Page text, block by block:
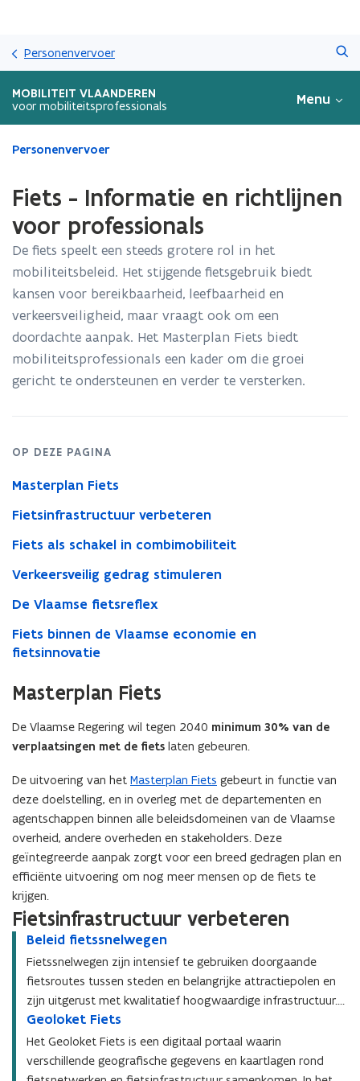
Personenvervoer
MOBILITEIT VLAANDEREN
voor mobiliteitsprofessionals Menu
Gedaan
zich
op:
Fiets
Informatie
richtlijnen
professionals
Personenvervoer
Fiets - Informatie en richtlijnen
voor professionals
De fiets speelt een steeds grotere rol in het
mobiliteitsbeleid. Het stijgende fietsgebruik biedt
kansen voor bereikbaarheid, leefbaarheid en
verkeersveiligheid, maar vraagt ook om een
doordachte aanpak. Het Masterplan Fiets biedt
mobiliteitsprofessionals een kader om die groei
gericht te ondersteunen en verder te versterken.
OP DEZE PAGINA
Masterplan Fiets
Fietsinfrastructuur verbeteren
Fiets als schakel in combimobiliteit
Verkeersveilig gedrag stimuleren
De Vlaamse fietsreflex
Fiets binnen de Vlaamse economie en
fietsinnovatie
Masterplan Fiets
De Vlaamse Regering wil tegen 2040 minimum 30% van de
verplaatsingen met de fiets laten gebeuren.
De uitvoering van het Masterplan Fiets gebeurt in functie van
deze doelstelling, en in overleg met de departementen en
agentschappen binnen alle beleidsdomeinen van de Vlaamse
overheid, andere overheden en stakeholders. Deze
geïntegreerde aanpak zorgt voor een breed gedragen plan en
efficiënte uitvoering om nog meer mensen op de fiets te
krijgen.
Fietsinfrastructuur verbeteren
B
e
e
i
d
f
i
e
Beleid fietssnelwegen
B
e
l
e
i
d
f
i
e
Fietssnelwegen zijn intensief te gebruiken doorgaande
fietsroutes tussen steden en belangrijke attractiepolen en
zijn uitgerust met kwalitatief hoogwaardige infrastructuur.
Daardoor kunnen op een snelle en veilige manier
fietsverplaatsingen over langere afstand worden afgelegd
waardoor de fiets een volwaardig alternatief vormt voor de
auto op korte en middellange afstanden. Fietssnelwegen
G
e
Geoloket Fiets
G
e
l
Het Geoloket Fiets is een digitaal portaal waarin
verschillende geografische gegevens en kaartlagen rond